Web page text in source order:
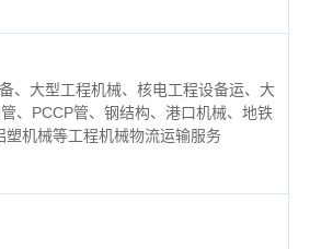
、大型工程机械、核电工程设备运、大
、PCCP管、钢结构、港口机械、地铁
塑机械等工程机械物流运输服务